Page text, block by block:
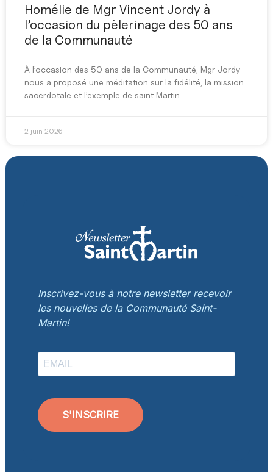
Homélie de Mgr Vincent Jordy à
l’occasion du pèlerinage des 50 ans
de la Communauté
À l’occasion des 50 ans de la Communauté, Mgr Jordy
nous a proposé une méditation sur la fidélité, la mission
sacerdotale et l’exemple de saint Martin.
2 juin 2026
Inscrivez-vous à notre newsletter recevoir
les nouvelles de la Communauté Saint-
Martin!
S'INSCRIRE